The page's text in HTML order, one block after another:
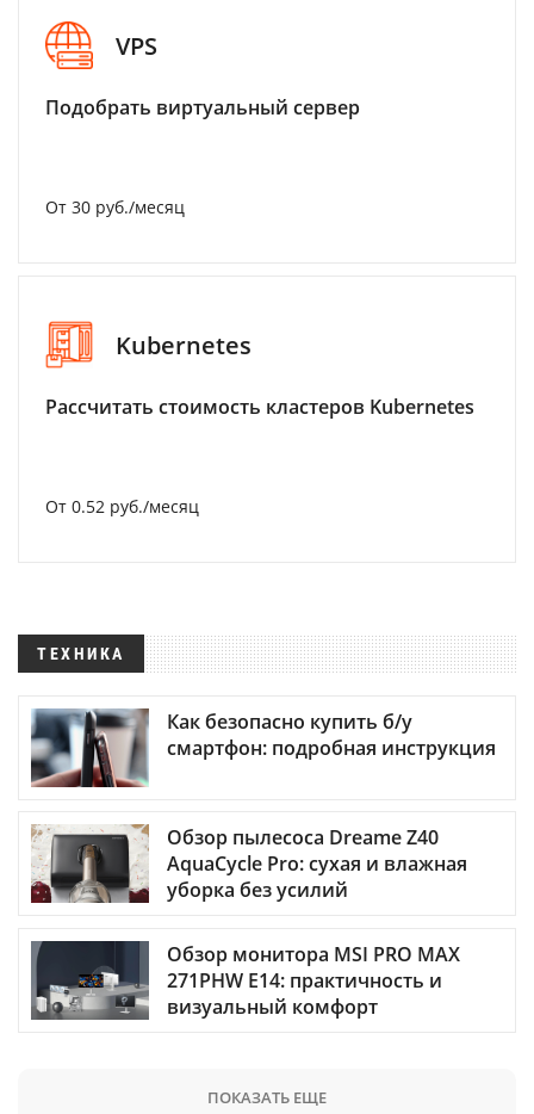
VPS
Подобрать виртуальный сервер
От 30 руб./месяц
Kubernetes
Рассчитать стоимость кластеров Kubernetes
От 0.52 руб./месяц
ТЕХНИКА
Как безопасно купить б/у
смартфон: подробная инструкция
Обзор пылесоса Dreame Z40
AquaCycle Pro: сухая и влажная
уборка без усилий
Обзор монитора MSI PRO MAX
271PHW E14: практичность и
визуальный комфорт
ПОКАЗАТЬ ЕЩЕ